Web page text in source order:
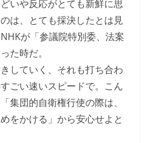
いや反応がとても新鮮に思
は、とても採決したとは見
が「参議院特別委、法案
た時だ。
していく、それも打ち合わ
ごい速いスピードで。こん
集団的自衛権行使の際は、
をかける」から安心せよと